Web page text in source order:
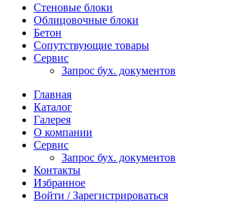
Стеновые блоки
Облицовочные блоки
Бетон
Сопутствующие товары
Сервис
Запрос бух. документов
Главная
Каталог
Галерея
О компании
Сервис
Запрос бух. документов
Контакты
Избранное
Войти / Зарегистрироваться